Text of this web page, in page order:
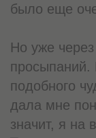
было еще
Но уже
просыпаний.
подобного
дала мне
значит, я на